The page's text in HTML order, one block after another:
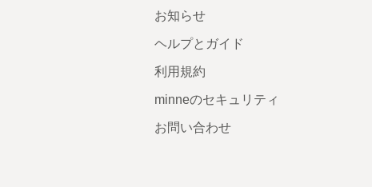
お知らせ
ヘルプとガイド
利用規約
minneのセキュリティ
お問い合わせ